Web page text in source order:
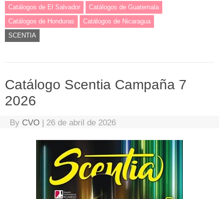
Catálogos de El Salvador
Catálogos de Guatemala
Catálogos de Honduras
Catálogos de Nicaragua
SCENTIA
Catálogo Scentia Campaña 7
2026
By CVO | 26 de abril de 2026